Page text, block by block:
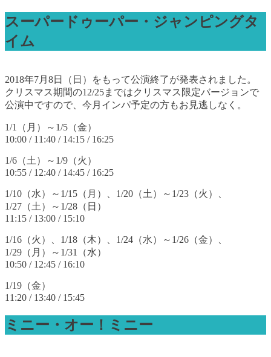
スーパードゥーパー・ジャンピングタ
イム
2018年7月8日（日）をもって公演終了が発表されました。
クリスマス期間の12/25まではクリスマス限定バージョンで
公演中ですので、今月インパ予定の方もお見逃しなく。
1/1（月）～1/5（金）
10:00 / 11:40 / 14:15 / 16:25
1/6（土）～1/9（火）
10:55 / 12:40 / 14:45 / 16:25
1/10（水）～1/15（月）、1/20（土）～1/23（火）、
1/27（土）～1/28（日）
11:15 / 13:00 / 15:10
1/16（火）、1/18（木）、1/24（水）～1/26（金）、
1/29（月）～1/31（水）
10:50 / 12:45 / 16:10
1/19（金）
11:20 / 13:40 / 15:45
ミニー・オー！ミニー